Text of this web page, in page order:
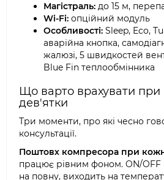
Магістраль: до 15 м,
Wi-Fi: опційний модуль
Особливості: Sleep, Eco,
аварійна кнопка,
жалюзі, 5 швидкостей
Blue Fin теплообмінника
Що варто врахувати при
дев'ятки
Три моменти, про які чесно
консультації.
Поштовх компресора при
працює рівним фоном. ON/OFF
на повну, виходить на